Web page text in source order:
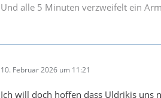
Und alle 5 Minuten verzweifelt ein
10. Februar 2026 um 11:21
Ich will doch hoffen dass Uldrikis uns